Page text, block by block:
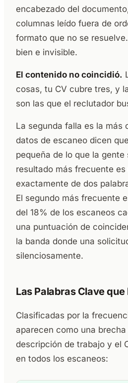
encabezado del
columnas leído fuera de
formato que no se
bien e invisible.
El contenido no coincidió.
cosas, tu CV cubre tres, y
son las que el reclutador
La segunda falla es la más
datos de escaneo dicen
pequeña de lo que la gente
resultado más frecuente
exactamente de dos
El segundo más frecuente
del 18% de los escaneos
una puntuación de
la banda donde una
silenciosamente.
Las Palabras Clave que
Clasificadas por la
aparecen como una
descripción de trabajo y el
en todos los escaneos: